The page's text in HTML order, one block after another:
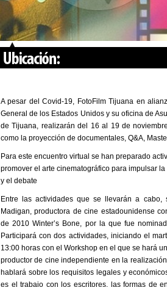
A pesar del Covid-19, FotoFilm Tijuana en
General de los Estados Unidos y su oficina de
de Tijuana, realizarán del 16 al 19 de
como la proyección de documentales, Q&A,
Para este encuentro virtual se han preparado
promover el arte cinematográfico para impulsar
y el debate
Entre las actividades que se llevarán a cabo,
Madigan, productora de cine estadounidense
de 2010 Winter’s Bone, por la que fue
Participará con dos actividades, iniciando el
13:00 horas con el Workshop en el que se hará
productor de cine independiente en la
hablará sobre los requisitos legales y
es el trabajo con los escritores, las formas de